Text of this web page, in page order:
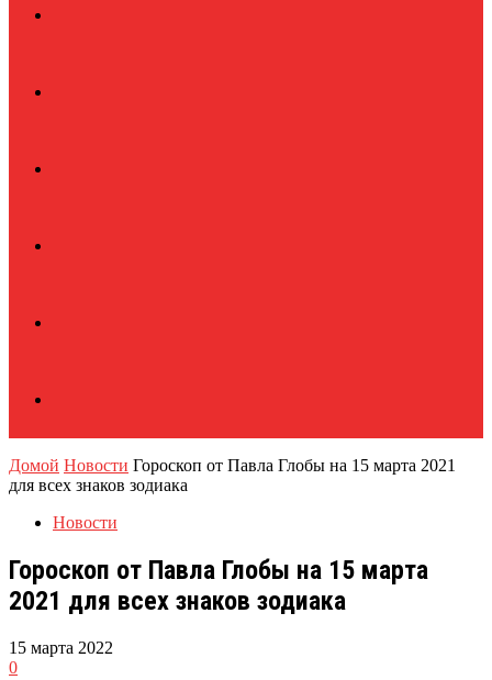
Домой Новости Гороскоп от Павла Глобы на 15 марта 2021
для всех знаков зодиака
Новости
Гороскоп от Павла Глобы на 15 марта
2021 для всех знаков зодиака
15 марта 2022
0